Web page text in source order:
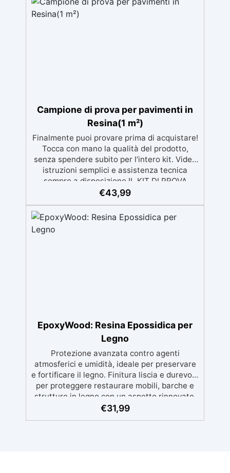
finitura protettiva antigraffio. ✅ Risultati
professionali: Sistema autolivellante,
Campione di prova per pavimenti in
Resina(1 m²)
Finalmente puoi provare prima di acquistare!
Tocca con mano la qualità del prodotto,
senza spendere subito per l’intero kit. Video
istruzioni semplici e assistenza tecnica
sempre a disposizione IL KIT DI PROVA
RICOPRE 1m² la descrizione fa riferimento al
non è presente il mastice epossidico ed il
protettivo ✅ Per ogni superficie: grazie al
primer universale è applicabile sia su
lucida o satinata. ✅ Personalizzabile:
Disponibile in kit per metrature da 2m² a
100m², con una vasta gamma di pigmenti
selezionabili.
€43,99
EpoxyWood: Resina Epossidica per
Legno
Protezione avanzata contro agenti
atmosferici e umidità, ideale per preservare
e fortificare il legno. Finitura liscia e durevole
per proteggere restaurare mobili, barche e
strutture in legno con un aspetto rinnovato.
Stabilizzazione del legno senza bolle d’aria,
€31,99